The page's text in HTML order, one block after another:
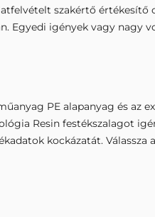
szakértő értékesítő
Egyedi igények vagy nagy
PE alapanyag és az
Resin festékszalagot
kockázatát. Válassza